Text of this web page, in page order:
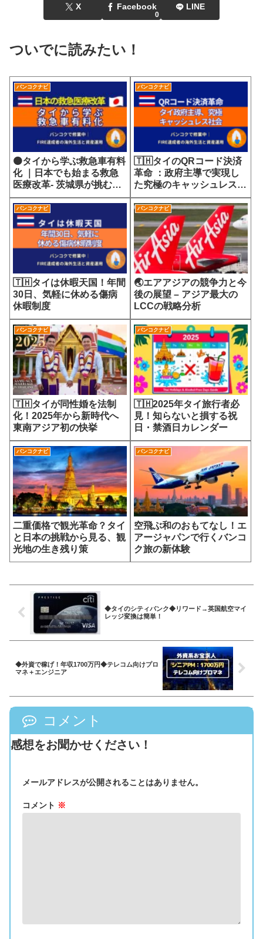
X Facebook
0
LINE
ついでに読みたい！
バンコクナビ
🟠タイから学ぶ救急車有料
化 ｜日本でも始まる救急
医療改革- 茨城県が挑む
7700円の選定療養費が示
す医療サービスの未来
バンコクナビ
🇹🇭タイのQRコード決済
革命 ：政府主導で実現し
た究極のキャッシュレス社
会
バンコクナビ
🇹🇭タイは休暇天国！年間
30日、気軽に休める傷病
休暇制度
バンコクナビ
🌏エアアジアの競争力と今
後の展望 – アジア最大の
LCCの戦略分析
バンコクナビ
🇹🇭タイが同性婚を法制
化！2025年から新時代へ
東南アジア初の快挙
バンコクナビ
🇹🇭2025年タイ旅行者必
見！知らないと損する祝
日・禁酒日カレンダー
バンコクナビ
二重価格で観光革命？タイ
と日本の挑戦から見る、観
光地の生き残り策
バンコクナビ
空飛ぶ和のおもてなし！エ
アージャパンで行くバンコ
ク旅の新体験
◆タイのシティバンク◆リワード→英国航空マイ
レッジ変換は簡単！
◆外資で稼げ！年収1700万円◆テレコム向けプロ
マネ＋エンジニア
コメント
感想をお聞かせください！
メールアドレスが公開されることはありません。
コメント ※